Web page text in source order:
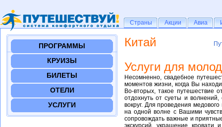
Китай
Услуги для
Несомненно, свадебное
моментов жизни, когда Вы
Во-вторых, такое путешествие
отдохнуть от суеты и
вокруг. Для проведения
на одной волне с Вашими
сопровождать важные и
экскурсий, украшение
ПРОГРАММЫ
КРУИЗЫ
БИЛЕТЫ
ОТЕЛИ
УСЛУГИ
Страны
Страны Акции
Акции Авиа
Авиа